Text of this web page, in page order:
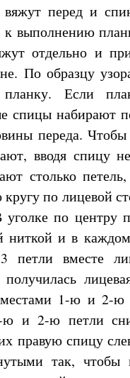
перед и
к выполнению
отдельно и
По образцу
Если
спицы набирают
переда.
вводя спицу
столько
по лицевой
уголкепо центру
ниткой ив каждом
3 петливместе
местами 1-ю и 2-
и 2-ю петли
правую спицу
так, чтобы